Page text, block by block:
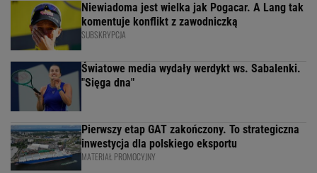
Niewiadoma jest wielka jak Pogacar. A Lang tak
komentuje konflikt z zawodniczką
SUBSKRYPCJA
Światowe media wydały werdykt ws. Sabalenki.
"Sięga dna"
Pierwszy etap GAT zakończony. To strategiczna
inwestycja dla polskiego eksportu
MATERIAŁ PROMOCYJNY